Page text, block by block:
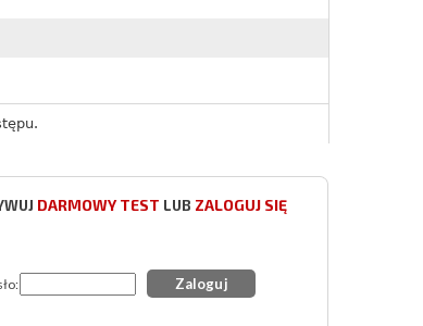
DARMOWY TEST LUB ZALOGUJ SIĘ